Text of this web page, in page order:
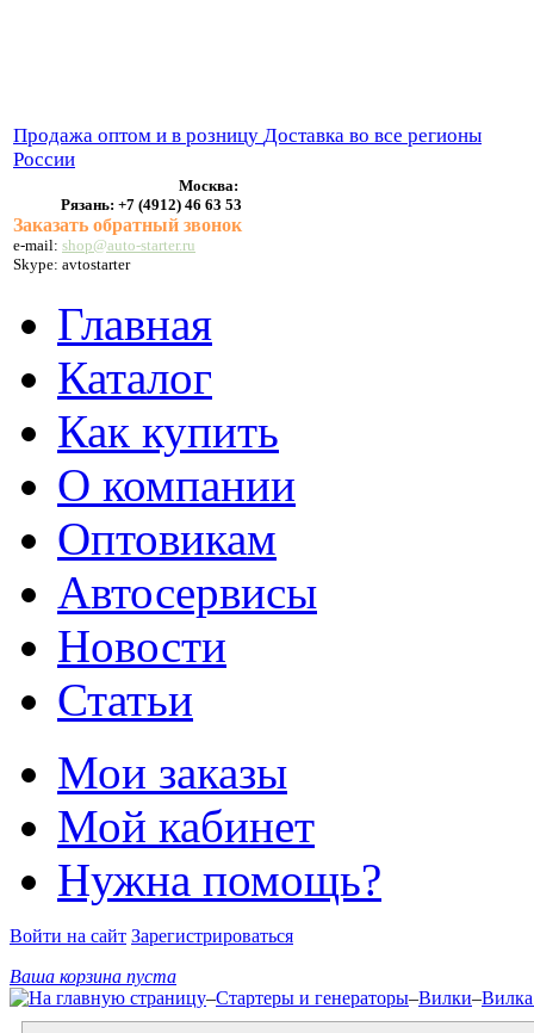
Продажа оптом и в розницу Доставка во все регионы
России
Москва:
Рязань: +7 (4912) 46 63 53
Заказать обратный звонок
e-mail: shop@auto-starter.ru
Skype: avtostarter
Главная
Каталог
Как купить
О компании
Оптовикам
Автосервисы
Новости
Статьи
Мои заказы
Мой кабинет
Нужна помощь?
Войти на сайт Зарегистрироваться
Ваша корзина пуста
–Стартеры и генераторы–Вилки–Вилка